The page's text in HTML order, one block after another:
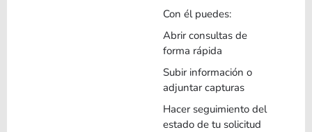
Con él puedes:
Abrir consultas de
forma rápida
Subir información o
adjuntar capturas
Hacer seguimiento del
estado de tu solicitud